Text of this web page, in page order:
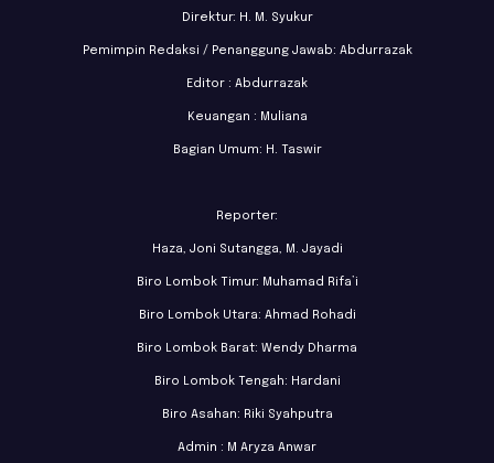
Direktur: H. M. Syukur
Pemimpin Redaksi / Penanggung Jawab: Abdurrazak
Editor : Abdurrazak
Keuangan : Muliana
Bagian Umum: H. Taswir
Reporter:
Haza, Joni Sutangga, M. Jayadi
Biro Lombok Timur: Muhamad Rifa’i
Biro Lombok Utara: Ahmad Rohadi
Biro Lombok Barat: Wendy Dharma
Biro Lombok Tengah: Hardani
Biro Asahan: Riki Syahputra
Admin : M Aryza Anwar